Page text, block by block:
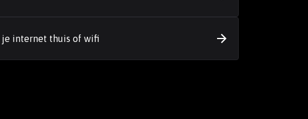
je internet thuis of wifi